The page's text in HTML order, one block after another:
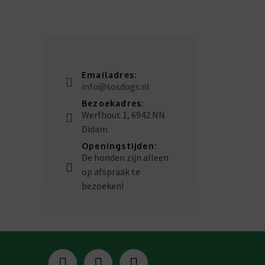
Emailadres:
info@sosdogs.nl
Bezoekadres:
Werfhout 1, 6942 NN
Didam
Openingstijden:
De honden zijn alleen
op afspraak te
bezoeken!